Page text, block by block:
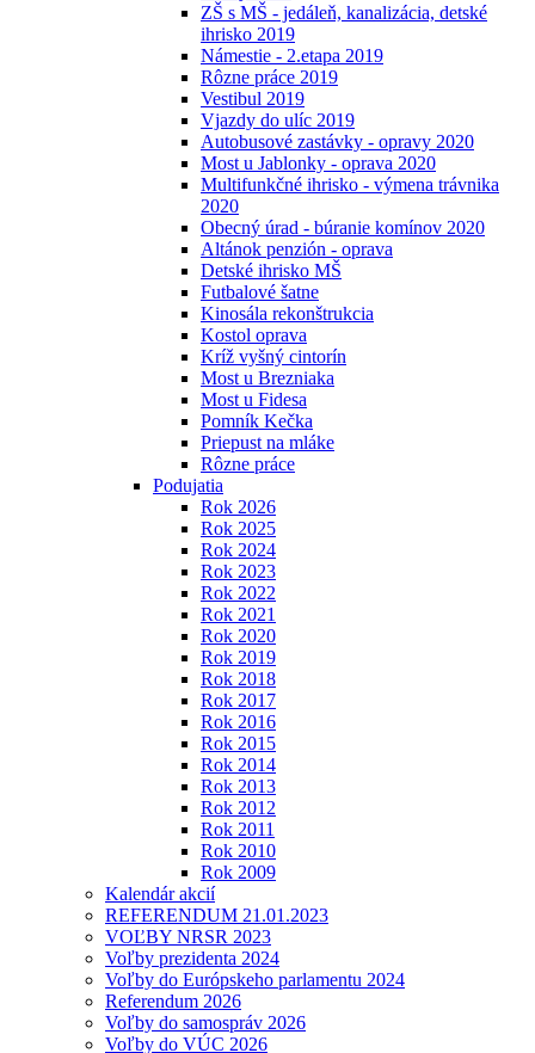
ZŠ s MŠ - jedáleň, kanalizácia, detské
ihrisko 2019
Námestie - 2.etapa 2019
Rôzne práce 2019
Vestibul 2019
Vjazdy do ulíc 2019
Autobusové zastávky - opravy 2020
Most u Jablonky - oprava 2020
Multifunkčné ihrisko - výmena trávnika
2020
Obecný úrad - búranie komínov 2020
Altánok penzión - oprava
Detské ihrisko MŠ
Futbalové šatne
Kinosála rekonštrukcia
Kostol oprava
Kríž vyšný cintorín
Most u Brezniaka
Most u Fidesa
Pomník Kečka
Priepust na mláke
Rôzne práce
Podujatia
Rok 2026
Rok 2025
Rok 2024
Rok 2023
Rok 2022
Rok 2021
Rok 2020
Rok 2019
Rok 2018
Rok 2017
Rok 2016
Rok 2015
Rok 2014
Rok 2013
Rok 2012
Rok 2011
Rok 2010
Rok 2009
Kalendár akcií
REFERENDUM 21.01.2023
VOĽBY NRSR 2023
Voľby prezidenta 2024
Voľby do Európskeho parlamentu 2024
Referendum 2026
Voľby do samospráv 2026
Voľby do VÚC 2026